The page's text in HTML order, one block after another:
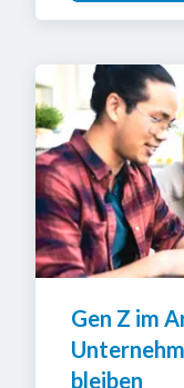
Gen Z im
bleiben